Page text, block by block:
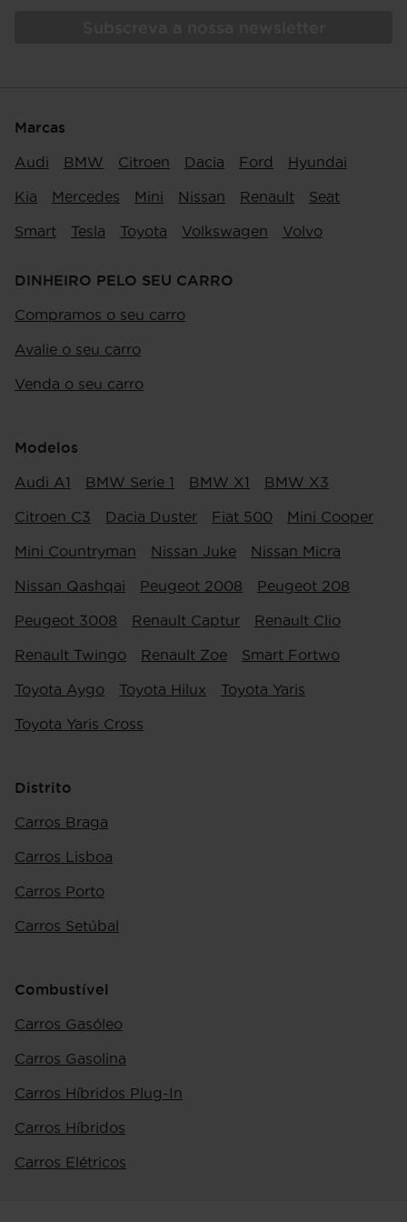
Marcas
Audi BMW Citroen Dacia Ford Hyundai
Kia Mercedes Mini Nissan Renault Seat
Smart Tesla Toyota Volkswagen Volvo
DINHEIRO PELO SEU CARRO
Compramos o seu carro
Avalie o seu carro
Venda o seu carro
Modelos
Audi A1 BMW Serie 1 BMW X1 BMW X3
Citroen C3 Dacia Duster Fiat 500 Mini Cooper
Mini Countryman Nissan Juke Nissan Micra
Nissan Qashqai Peugeot 2008 Peugeot 208
Peugeot 3008 Renault Captur Renault Clio
Renault Twingo Renault Zoe Smart Fortwo
Toyota Aygo Toyota Hilux Toyota Yaris
Toyota Yaris Cross
Distrito
Carros Braga
Carros Lisboa
Carros Porto
Carros Setúbal
Combustível
Carros Gasóleo
Carros Gasolina
Carros Híbridos Plug-In
Carros Híbridos
Carros Elétricos